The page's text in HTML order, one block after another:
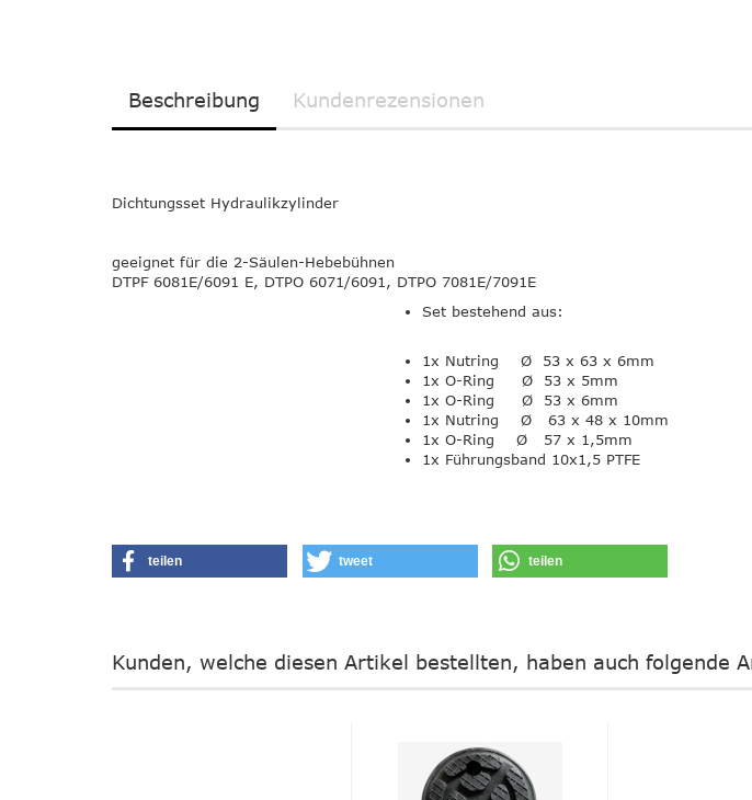
Beschreibung Kundenrezensionen
Dichtungsset Hydraulikzylinder
geeignet für die 2-Säulen-Hebebühnen
DTPF 6081E/6091 E, DTPO 6071/6091, DTPO 7081E/7091E
Set bestehend aus:
1x Nutring Ø 53 x 63 x 6mm
1x O-Ring Ø 53 x 5mm
1x O-Ring Ø 53 x 6mm
1x Nutring Ø 63 x 48 x 10mm
1x O-Ring Ø 57 x 1,5mm
1x Führungsband 10x1,5 PTFE
teilen tweet teilen
Kunden, welche diesen Artikel bestellten, haben auch folgende